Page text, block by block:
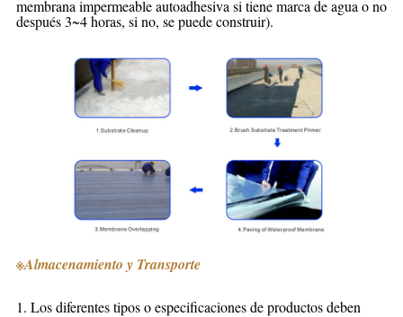
membrana impermeable autoadhesiva si tiene marca de agua o no
después3~4 horas, si no, se puede construir).
※Almacenamiento y Transporte
1. Los diferentes tipos o especificaciones de productos deben